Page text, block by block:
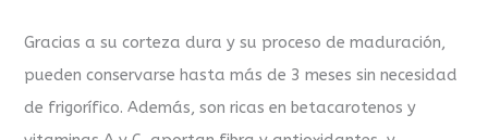
Gracias a su corteza dura y su proceso de maduración,
pueden conservarse hasta más de 3 meses sin necesidad
de frigorífico. Además, son ricas en betacarotenos y